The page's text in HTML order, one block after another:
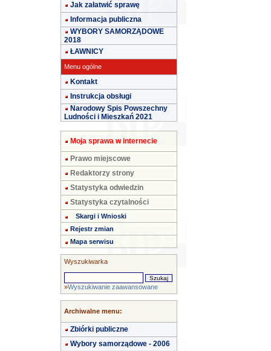
Jak załatwić sprawę
Informacja publiczna
WYBORY SAMORZĄDOWE
2018
ŁAWNICY
Menu ogólne
Kontakt
Instrukcja obsługi
Narodowy Spis Powszechny
Ludności i Mieszkań 2021
Moja sprawa w internecie
Prawo miejscowe
Redaktorzy strony
Statystyka odwiedzin
Statystyka czytalności
Skargi i Wnioski
Rejestr zmian
Mapa serwisu
Wyszukiwarka
»Wyszukiwanie zaawansowane
Archiwalne menu:
Zbiórki publiczne
Wybory samorządowe - 2006